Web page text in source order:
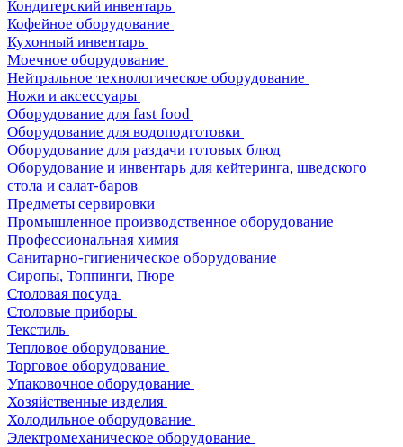
Кондитерский инвентарь
Кофейное оборудование
Кухонный инвентарь
Моечное оборудование
Нейтральное технологическое оборудование
Ножи и аксессуары
Оборудование для fast food
Оборудование для водоподготовки
Оборудование для раздачи готовых блюд
Оборудование и инвентарь для кейтеринга, шведского
стола и салат-баров
Предметы сервировки
Промышленное производственное оборудование
Профессиональная химия
Санитарно-гигиеническое оборудование
Сиропы, Топпинги, Пюре
Столовая посуда
Столовые приборы
Текстиль
Тепловое оборудование
Торговое оборудование
Упаковочное оборудование
Хозяйственные изделия
Холодильное оборудование
Электромеханическое оборудование